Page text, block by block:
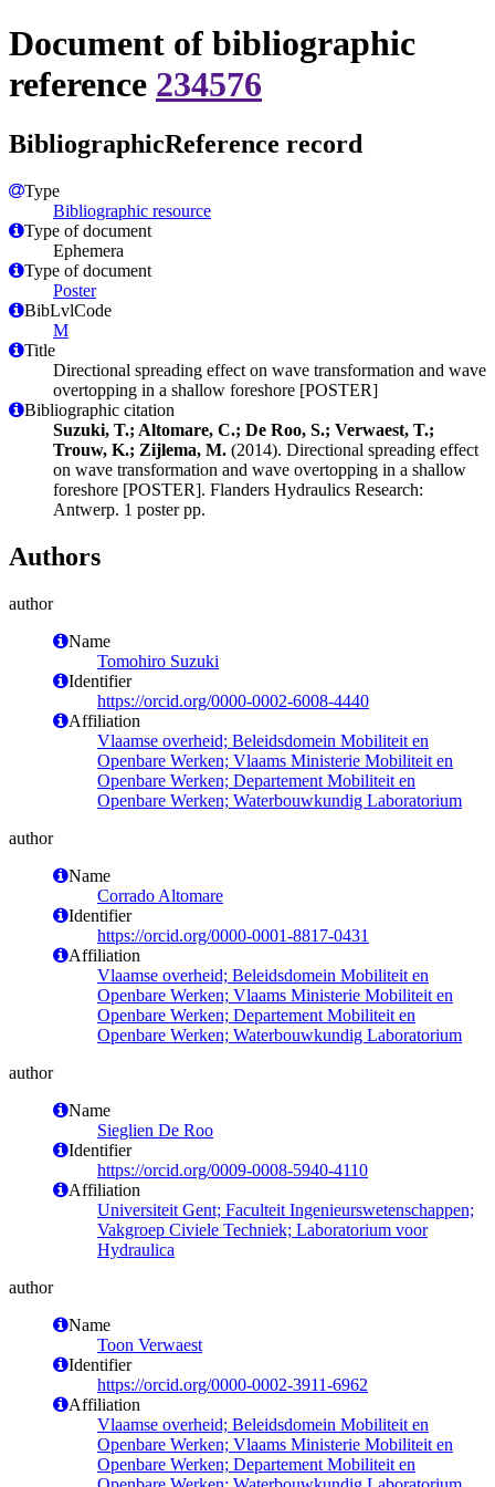
Document of bibliographic
reference 234576
BibliographicReference record
Type
Bibliographic resource
Type of document
Ephemera
Type of document
Poster
BibLvlCode
M
Title
Directional spreading effect on wave transformation and wave
overtopping in a shallow foreshore [POSTER]
Bibliographic citation
Suzuki, T.; Altomare, C.; De Roo, S.; Verwaest, T.;
Trouw, K.; Zijlema, M. (2014). Directional spreading effect
on wave transformation and wave overtopping in a shallow
foreshore [POSTER]. Flanders Hydraulics Research:
Antwerp. 1 poster pp.
Authors
author
Name
Tomohiro Suzuki
Identifier
https://orcid.org/0000-0002-6008-4440
Affiliation
Vlaamse overheid; Beleidsdomein Mobiliteit en
Openbare Werken; Vlaams Ministerie Mobiliteit en
Openbare Werken; Departement Mobiliteit en
Openbare Werken; Waterbouwkundig Laboratorium
author
Name
Corrado Altomare
Identifier
https://orcid.org/0000-0001-8817-0431
Affiliation
Vlaamse overheid; Beleidsdomein Mobiliteit en
Openbare Werken; Vlaams Ministerie Mobiliteit en
Openbare Werken; Departement Mobiliteit en
Openbare Werken; Waterbouwkundig Laboratorium
author
Name
Sieglien De Roo
Identifier
https://orcid.org/0009-0008-5940-4110
Affiliation
Universiteit Gent; Faculteit Ingenieurswetenschappen;
Vakgroep Civiele Techniek; Laboratorium voor
Hydraulica
author
Name
Toon Verwaest
Identifier
https://orcid.org/0000-0002-3911-6962
Affiliation
Vlaamse overheid; Beleidsdomein Mobiliteit en
Openbare Werken; Vlaams Ministerie Mobiliteit en
Openbare Werken; Departement Mobiliteit en